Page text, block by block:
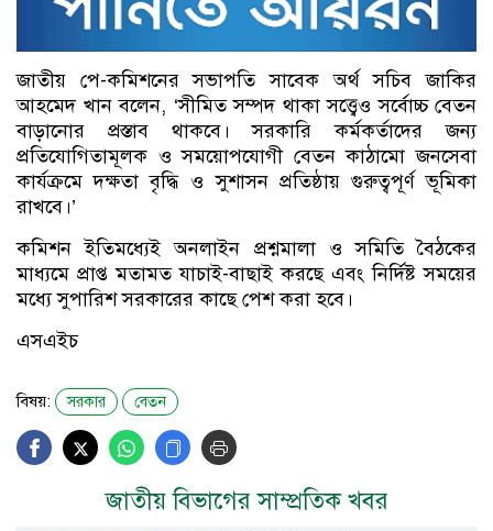
জাতীয় পে-কমিশনের সভাপতি সাবেক অর্থ সচিব জাকির
আহমেদ খান বলেন, ‘সীমিত সম্পদ থাকা সত্ত্বেও সর্বোচ্চ বেতন
বাড়ানোর প্রস্তাব থাকবে। সরকারি কর্মকর্তাদের জন্য
প্রতিযোগিতামূলক ও সময়োপযোগী বেতন কাঠামো জনসেবা
কার্যক্রমে দক্ষতা বৃদ্ধি ও সুশাসন প্রতিষ্ঠায় গুরুত্বপূর্ণ ভূমিকা
রাখবে।’
কমিশন ইতিমধ্যেই অনলাইন প্রশ্নমালা ও সমিতি বৈঠকের
মাধ্যমে প্রাপ্ত মতামত যাচাই-বাছাই করছে এবং নির্দিষ্ট সময়ের
মধ্যে সুপারিশ সরকারের কাছে পেশ করা হবে।
এসএইচ
বিষয়: সরকার বেতন
জাতীয় বিভাগের সাম্প্রতিক খবর